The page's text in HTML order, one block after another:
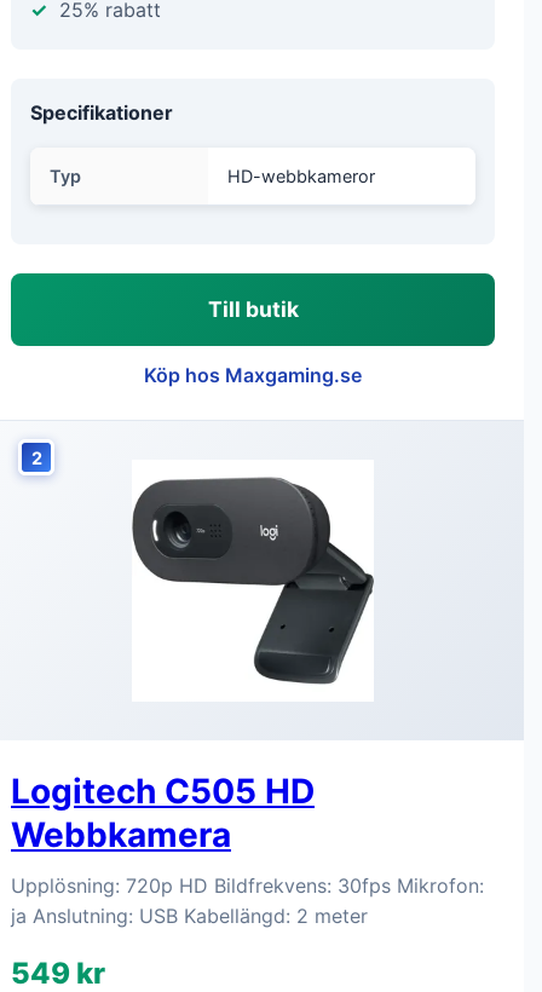
25% rabatt
Specifikationer
Typ HD-webbkameror
Till butik
Köp hos Maxgaming.se
2
Logitech C505 HD
Webbkamera
Upplösning: 720p HD Bildfrekvens: 30fps Mikrofon:
ja Anslutning: USB Kabellängd: 2 meter
549 kr